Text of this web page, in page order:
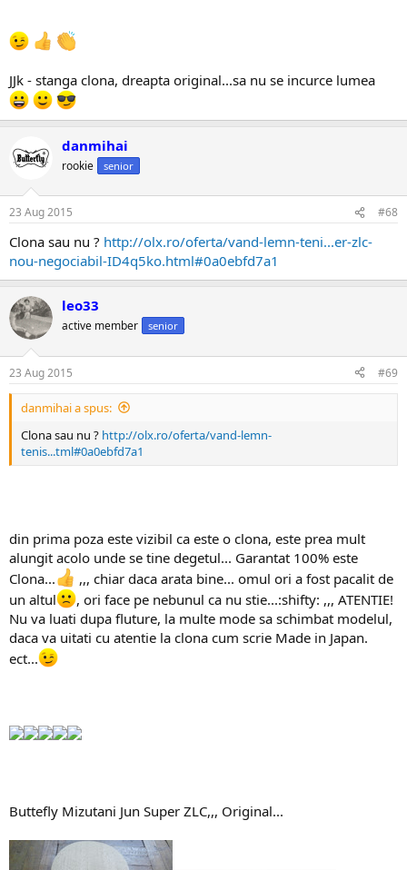
si mai jos ,,, se vede diferenta...
JJk - stanga clona, dreapta original...sa nu se incurce lumea
danmihai
rookie senior
23 Aug 2015 #68
Clona sau nu ? http://olx.ro/oferta/vand-lemn-teni...er-zlc-
nou-negociabil-ID4q5ko.html#0a0ebfd7a1
leo33
active member senior
23 Aug 2015 #69
danmihai a spus:
Clona sau nu ? http://olx.ro/oferta/vand-lemn-
tenis...tml#0a0ebfd7a1
din prima poza este vizibil ca este o clona, este prea mult
alungit acolo unde se tine degetul... Garantat 100% este
Clona...
,,, chiar daca arata bine... omul ori a fost pacalit de
un altul
, ori face pe nebunul ca nu stie...:shifty: ,,, ATENTIE!
Nu va luati dupa fluture, la multe mode sa schimbat modelul,
daca va uitati cu atentie la clona cum scrie Made in Japan.
ect...
Buttefly Mizutani Jun Super ZLC,,, Original...